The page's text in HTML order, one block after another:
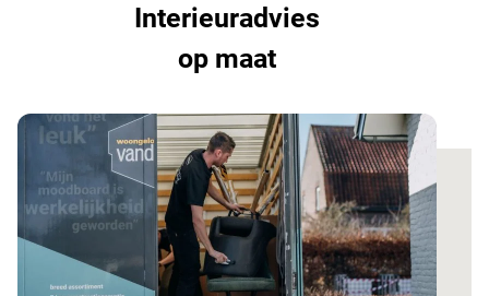
Interieuradvies
op maat